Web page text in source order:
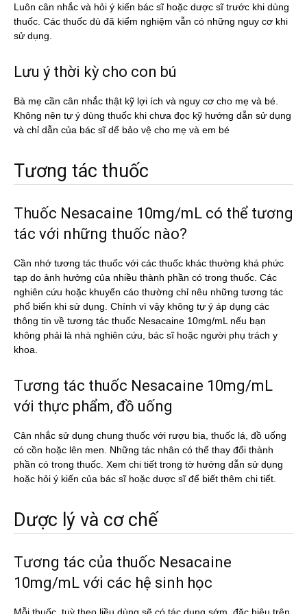
Luôn cân nhắc và hỏi ý kiến bác sĩ hoặc dược sĩ trước khi dùng
thuốc. Các thuốc dù đã kiểm nghiệm vẫn có những nguy cơ khi
sử dụng.
Lưu ý thời kỳ cho con bú
Bà mẹ cần cân nhắc thật kỹ lợi ích và nguy cơ cho mẹ và bé.
Không nên tự ý dùng thuốc khi chưa đọc kỹ hướng dẫn sử dụng
và chỉ dẫn của bác sĩ dể bảo vệ cho mẹ và em bé
Tương tác thuốc
Thuốc Nesacaine 10mg/mL có thể tương
tác với những thuốc nào?
Cần nhớ tương tác thuốc với các thuốc khác thường khá phức
tạp do ảnh hưởng của nhiều thành phần có trong thuốc. Các
nghiên cứu hoặc khuyến cáo thường chỉ nêu những tương tác
phổ biến khi sử dụng. Chính vì vậy không tự ý áp dụng các
thông tin về tương tác thuốc Nesacaine 10mg/mL nếu bạn
không phải là nhà nghiên cứu, bác sĩ hoặc người phụ trách y
khoa.
Tương tác thuốc Nesacaine 10mg/mL
với thực phẩm, đồ uống
Cân nhắc sử dụng chung thuốc với rượu bia, thuốc lá, đồ uống
có cồn hoặc lên men. Những tác nhân có thể thay đổi thành
phần có trong thuốc. Xem chi tiết trong tờ hướng dẫn sử dụng
hoặc hỏi ý kiến của bác sĩ hoặc dược sĩ để biết thêm chi tiết.
Dược lý và cơ chế
Tương tác của thuốc Nesacaine
10mg/mL với các hệ sinh học